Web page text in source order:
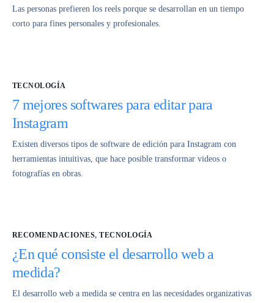
Las personas prefieren los reels porque se desarrollan en un tiempo
corto para fines personales y profesionales.
TECNOLOGÍA
7 mejores softwares para editar para
Instagram
Existen diversos tipos de software de edición para Instagram con
herramientas intuitivas, que hace posible transformar videos o
fotografías en obras.
RECOMENDACIONES,TECNOLOGÍA
¿En qué consiste el desarrollo web a
medida?
El desarrollo web a medida se centra en las necesidades organizativas